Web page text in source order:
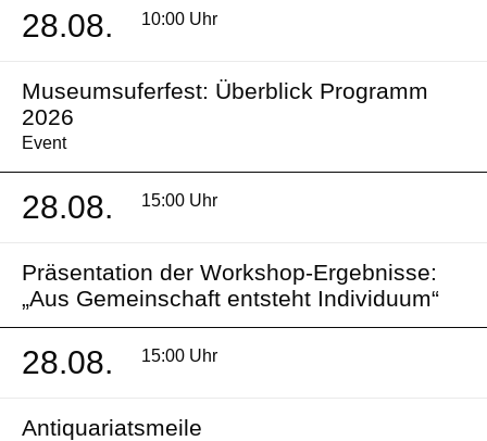
28.08. 10:00 Uhr
Museumsuferfest: Überblick Programm
2026
Event
28.08. 15:00 Uhr
Präsentation der Workshop-Ergebnisse:
„Aus Gemeinschaft entsteht Individuum“
28.08. 15:00 Uhr
Antiquariatsmeile